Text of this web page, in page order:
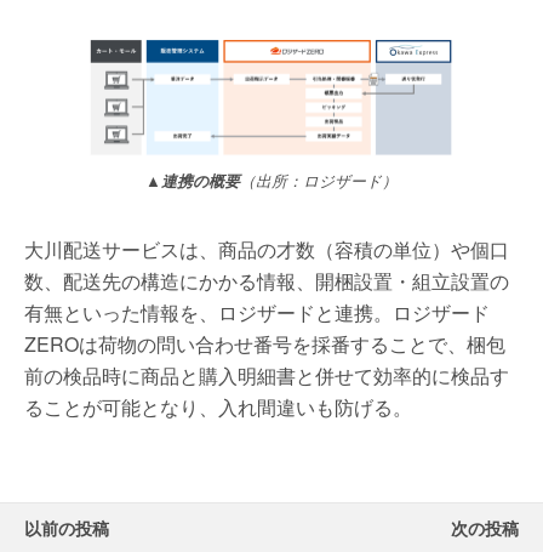
▲連携の概要（出所：ロジザード）
大川配送サービスは、商品の才数（容積の単位）や個口
数、配送先の構造にかかる情報、開梱設置・組立設置の
有無といった情報を、ロジザードと連携。ロジザード
ZEROは荷物の問い合わせ番号を採番することで、梱包
前の検品時に商品と購入明細書と併せて効率的に検品す
ることが可能となり、入れ間違いも防げる。
以前の投稿 次の投稿